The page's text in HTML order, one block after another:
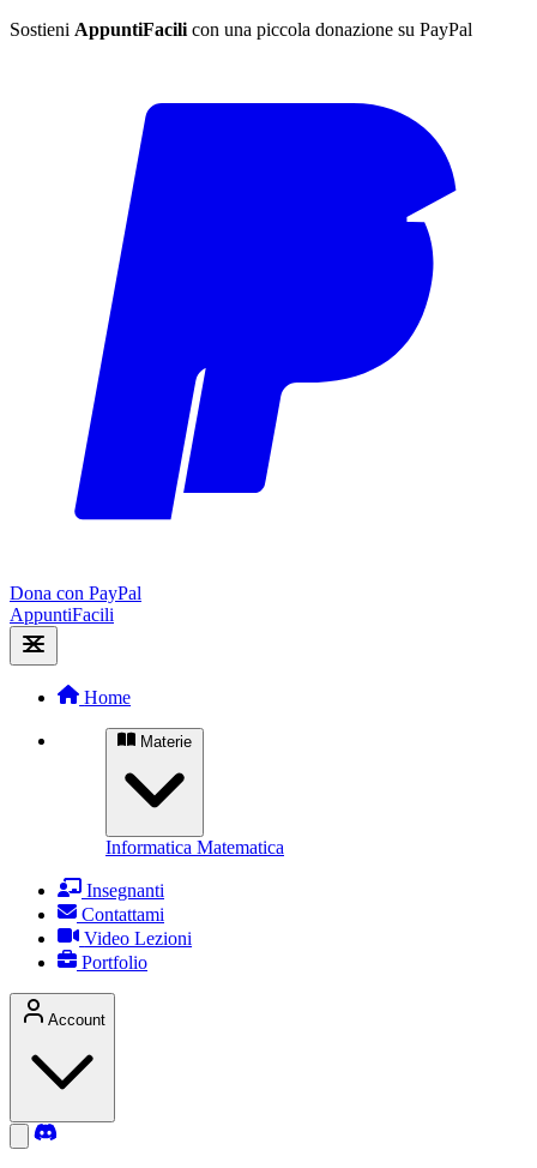
Sostieni AppuntiFacili con una piccola donazione su PayPal
Dona con PayPal
AppuntiFacili
Home
Materie
Informatica Matematica
Insegnanti
Contattami
Video Lezioni
Portfolio
Account